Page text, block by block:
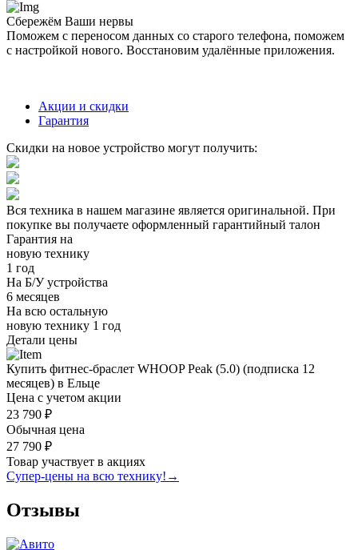
Сбережём Ваши нервы
Поможем с переносом данных со старого телефона, поможем
с настройкой нового. Восстановим удалённые приложения.
Акции и скидки
Гарантия
Скидки на новое устройство могут получить:
Вся техника в нашем магазине является оригинальной. При
покупке вы получаете оформленный гарантийный талон
Гарантия на
новую технику
1 год
На Б/У устройства
6 месяцев
На всю остальную
новую технику 1 год
Детали цены
Купить фитнес-браслет WHOOP Peak (5.0) (подписка 12
месяцев) в Ельце
Цена с учетом акции
23 790 ₽
Обычная цена
27 790 ₽
Товар участвует в акциях
Супер-цены на всю технику! →
Отзывы